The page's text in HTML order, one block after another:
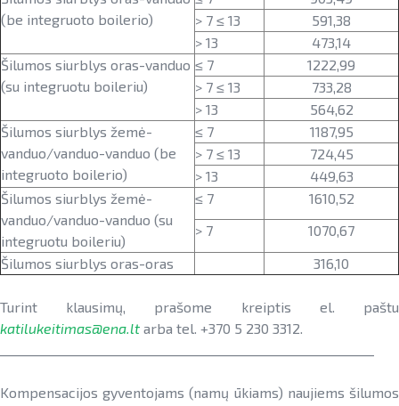
(be integruoto boilerio)
> 7 ≤ 13
591,38
> 13
473,14
Šilumos siurblys oras-vanduo
(su integruotu boileriu)
≤ 7
1222,99
> 7 ≤ 13
733,28
> 13
564,62
Šilumos siurblys žemė-
vanduo/vanduo-vanduo (be
integruoto boilerio)
≤ 7
1187,95
> 7 ≤ 13
724,45
> 13
449,63
Šilumos siurblys žemė-
vanduo/vanduo-vanduo (su
integruotu boileriu)
≤ 7
1610,52
> 7
1070,67
Šilumos siurblys oras-oras
316,10
Turint klausimų, prašome kreiptis el. paštu
katilukeitimas@ena.lt arba tel. +370 5 230 3312.
Kompensacijos gyventojams (namų ūkiams) naujiems šilumos